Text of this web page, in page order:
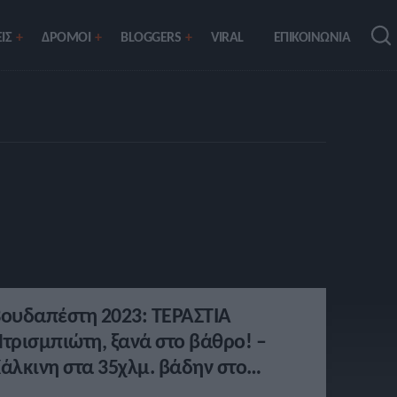
ΔΡΟΜΟΙ BLOGGERS VIRAL ΕΠΙΚΟΙΝΩΝΙΑ
2023: ΤΕΡΑΣΤΙΑ
ξανά στο βάθρο! –
στα 35χλμ. βάδην στο